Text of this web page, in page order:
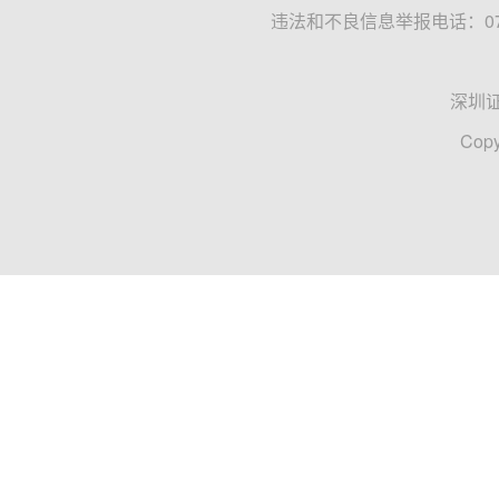
违法和不良信息举报电话：
深圳